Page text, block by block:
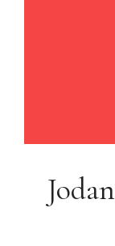
معنى اسم جودان Jodan